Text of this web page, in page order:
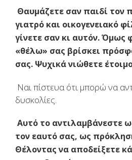
Θαυμάζετε σαν παιδί τον
γιατρό και οικογενειακό
γίνετε σαν κι αυτόν. Όμως
«θέλω» σας βρίσκει
σας. Ψυχικά νιώθετε
Ναι πίστευα ότι μπορώ να
δυσκολίες.
Αυτό το αντιλαμβάνεστε
τον εαυτό σας, ως
Θέλοντας να αποδείξετε